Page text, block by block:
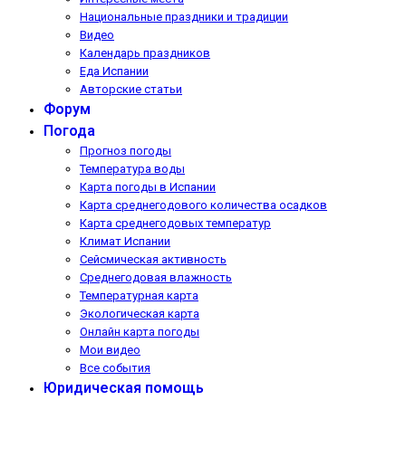
Национальные праздники и традиции
Видео
Календарь праздников
Еда Испании
Авторские статьи
Форум
Погода
Прогноз погоды
Температура воды
Карта погоды в Испании
Карта среднегодового количества осадков
Карта среднегодовых температур
Климат Испании
Сейсмическая активность
Среднегодовая влажность
Температурная карта
Экологическая карта
Онлайн карта погоды
Мои видео
Все события
Юридическая помощь